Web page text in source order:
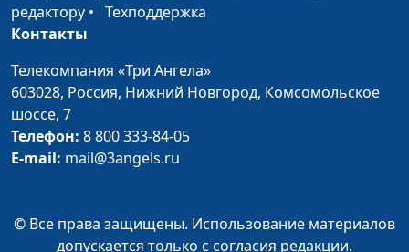
образование Иосифа
священнослужитель
Голос совести всегда
верен?
Религия - беда
человечества
редактору • Техподдержка
Контакты
Телекомпания «Три Ангела»
603028, Россия, Нижний Новгород, Комсомольское
шоссе, 7
Телефон: 8 800 333-84-05
E-mail: mail@3angels.ru
© Все права защищены. Использование материалов
допускается только с согласия редакции.